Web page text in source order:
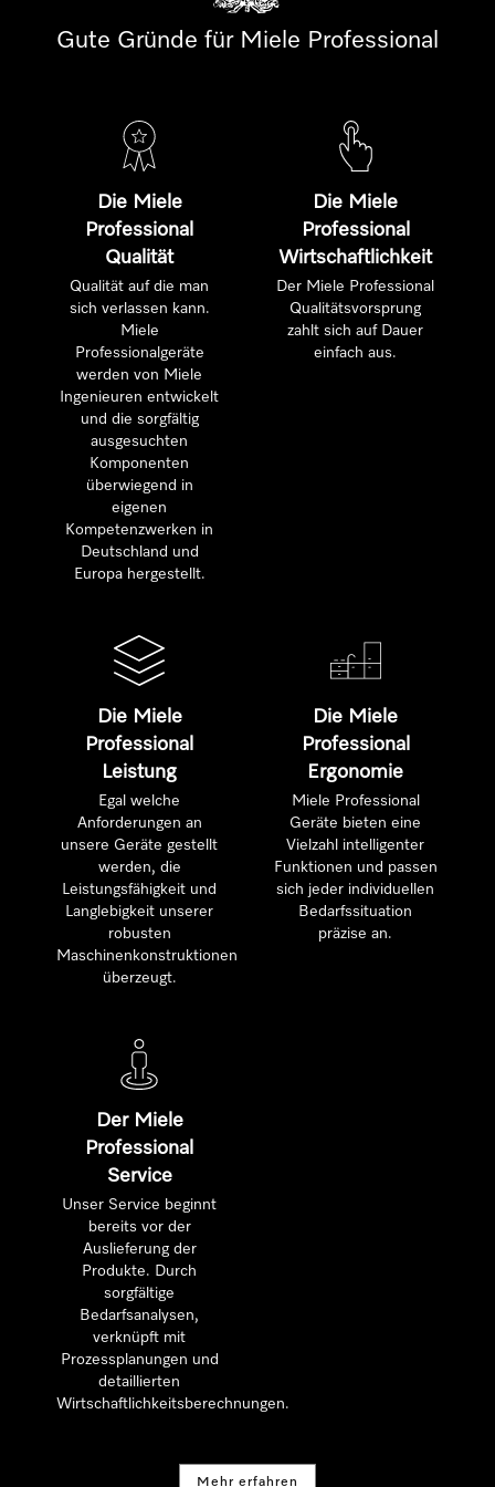
Gute Gründe für Miele Professional
Die Miele
Professional
Qualität
Qualität auf die man
sich verlassen kann.
Miele
Professionalgeräte
werden von Miele
Ingenieuren entwickelt
und die sorgfältig
ausgesuchten
Komponenten
überwiegend in
eigenen
Kompetenzwerken in
Deutschland und
Europa hergestellt.
Die Miele
Professional
Wirtschaftlichkeit
Der Miele Professional
Qualitätsvorsprung
zahlt sich auf Dauer
einfach aus.
Die Miele
Professional
Leistung
Egal welche
Anforderungen an
unsere Geräte gestellt
werden, die
Leistungsfähigkeit und
Langlebigkeit unserer
robusten
Maschinenkonstruktionen
überzeugt.
Die Miele
Professional
Ergonomie
Miele Professional
Geräte bieten eine
Vielzahl intelligenter
Funktionen und passen
sich jeder individuellen
Bedarfssituation
präzise an.
Der Miele
Professional
Service
Unser Service beginnt
bereits vor der
Auslieferung der
Produkte. Durch
sorgfältige
Bedarfsanalysen,
verknüpft mit
Prozessplanungen und
detaillierten
Wirtschaftlichkeitsberechnungen.
Mehr erfahren